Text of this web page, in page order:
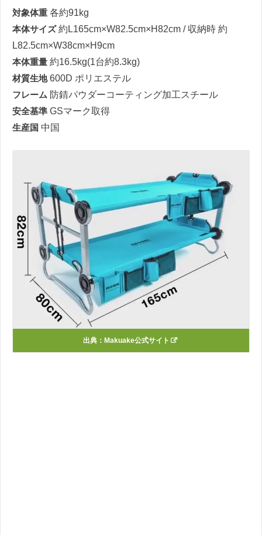
対象体重 各約91kg
本体サイズ約L165cm×W82.5cm×H82cm / 収納時 約
L82.5cm×W38cm×H9cm
本体重量 約16.5kg(1台約8.3kg)
材質生地600D ポリエステル
フレーム 防錆パウダーコーティング加工スチール
安全基準 GSマーク取得
生産国 中国
出典：Makuake公式サイト